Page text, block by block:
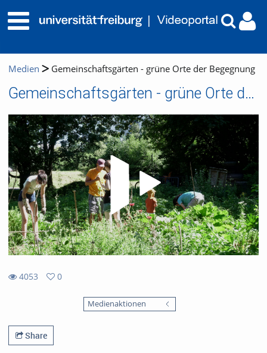
Medien Gemeinschaftsgärten - grüne Orte der Begegnung
Gemeinschaftsgärten - grüne Orte der Begegnung
4053
0
Medienaktionen
Share